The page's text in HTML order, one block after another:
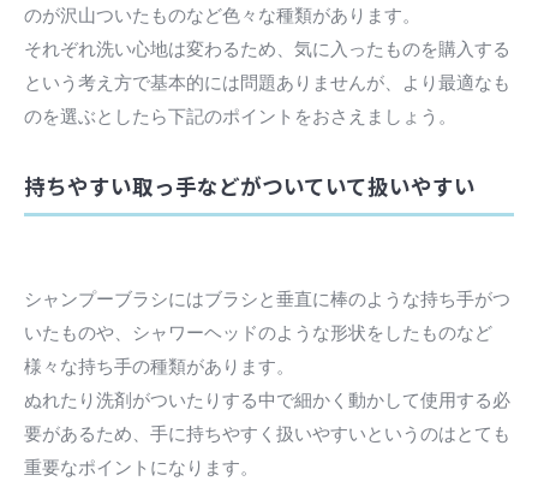
のが沢山ついたものなど色々な種類があります。
それぞれ洗い心地は変わるため、気に入ったものを購入する
という考え方で基本的には問題ありませんが、より最適なも
のを選ぶとしたら下記のポイントをおさえましょう。
持ちやすい取っ手などがついていて扱いやすい
シャンプーブラシにはブラシと垂直に棒のような持ち手がつ
いたものや、シャワーヘッドのような形状をしたものなど
様々な持ち手の種類があります。
ぬれたり洗剤がついたりする中で細かく動かして使用する必
要があるため、手に持ちやすく扱いやすいというのはとても
重要なポイントになります。